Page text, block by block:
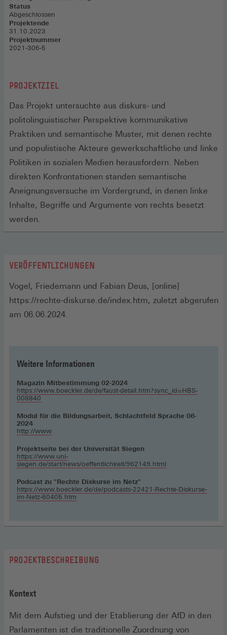
Status
Abgeschlossen
Projektende
31.10.2023
Projektnummer
2021-306-5
PROJEKTZIEL
Das Projekt untersuchte aus diskurs- und
politolinguistischer Perspektive kommunikative
Praktiken und semantische Muster, mit denen rechte
und populistische Akteure gewerkschaftliche und linke
Politiken in sozialen Medien herausfordern. Neben
direkten Konfrontationen standen semantische
Aneignungsversuche im Vordergrund, in denen linke
Inhalte, Begriffe und Argumente von rechts besetzt
werden.
VERÖFFENTLICHUNGEN
Vogel, Friedemann und Fabian Deus(ÖFFNET
IN
, [online]
https://rechte-diskurse.de/index.htm, zuletzt abgerufen
am 06.06.2024.
Weitere Informationen
Magazin Mitbestimmung 02-2024
https://www.boeckler.de/de/faust-detail.htm?sync_id=HBS-
008840
Modul für die Bildungsarbeit, Schlachtfeld Sprache 06-
2024
http://www
Projektseite bei der Universität Siegen
https://www.uni-
siegen.de/start/news/oeffentlichkeit/962149.html
Podcast zu "Rechte Diskurse im Netz"
https://www.boeckler.de/de/podcasts-22421-Rechte-Diskurse-
im-Netz-60405.htm
PROJEKTBESCHREIBUNG
Kontext
Mit dem Aufstieg und der Etablierung der AfD in den
Parlamenten ist die traditionelle Zuordnung von